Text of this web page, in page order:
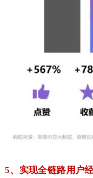
5、实现全链路用户